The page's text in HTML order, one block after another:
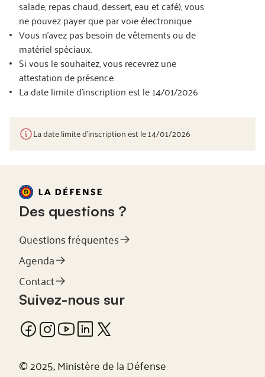
salade, repas chaud, dessert, eau et café), vous
ne pouvez payer que par voie électronique.
Vous n’avez pas besoin de vêtements ou de
matériel spéciaux.
Si vous le souhaitez, vous recevrez une
attestation de présence.
La date limite d’inscription est le 14/01/2026
La date limite d’inscription est le 14/01/2026
Des questions ?
Questions fréquentes
Agenda
Contact
Suivez-nous sur
© 2025, Ministère de la Défense